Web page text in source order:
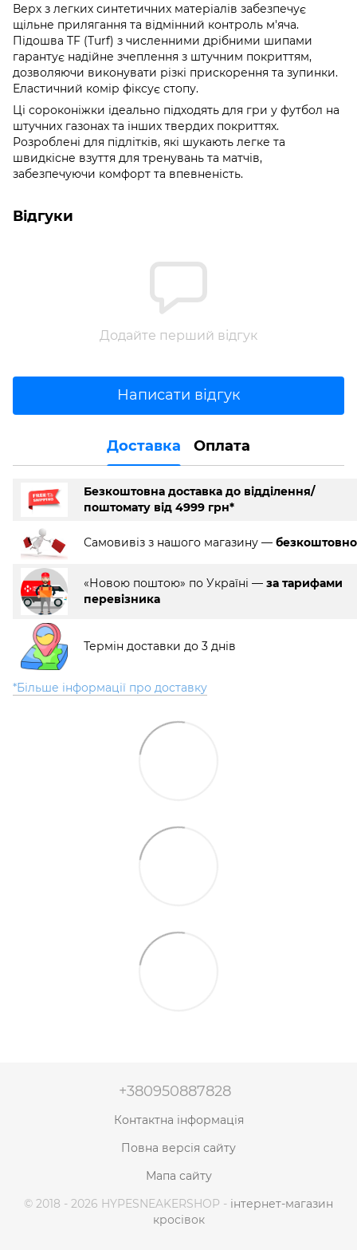
Верх з легких синтетичних матеріалів забезпечує
щільне прилягання та відмінний контроль м'яча.
Підошва TF (Turf) з численними дрібними шипами
гарантує надійне зчеплення з штучним покриттям,
дозволяючи виконувати різкі прискорення та зупинки.
Еластичний комір фіксує стопу.
Ці сороконіжки ідеально підходять для гри у футбол на
штучних газонах та інших твердих покриттях.
Розроблені для підлітків, які шукають легке та
швидкісне взуття для тренувань та матчів,
забезпечуючи комфорт та впевненість.
Відгуки
Додайте перший відгук
Написати відгук
Доставка Оплата
Безкоштовна доставка до відділення/
поштомату від 4999 грн*
Самовивіз з нашого магазину — безкоштовно
«Новою поштою» по Україні — за тарифами
перевізника
Термін доставки до 3 днів
*Більше інформації про доставку
+380950887828
Контактна інформація
Повна версія сайту
Мапа сайту
© 2018 - 2026 HYPESNEAKERSHOP - інтернет-магазин
кросівок